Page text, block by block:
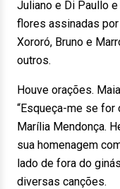
Juliano e Di Paullo
flores assinadas
Xororó, Bruno e
outros.
Houve orações.
“Esqueça-me se for
Marília Mendonça.
sua homenagem
lado de fora do
diversas canções.